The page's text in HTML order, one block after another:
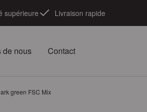
supérieure Livraison rapide
de nous Contact
green FSC Mix